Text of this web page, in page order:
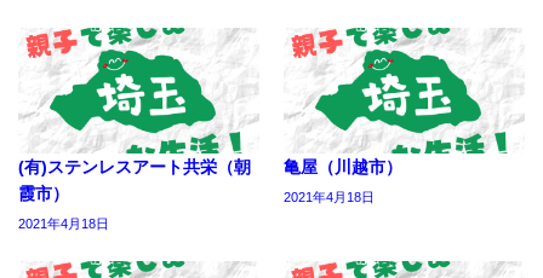
(有)ステンレスアート共栄（朝
霞市）
2021年4月18日
亀屋（川越市）
2021年4月18日